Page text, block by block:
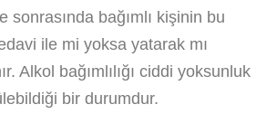
sonrasında bağımlı kişinin bu
ile mi yoksa yatarak mı
Alkol bağımlılığı ciddi yoksunluk
bir durumdur.